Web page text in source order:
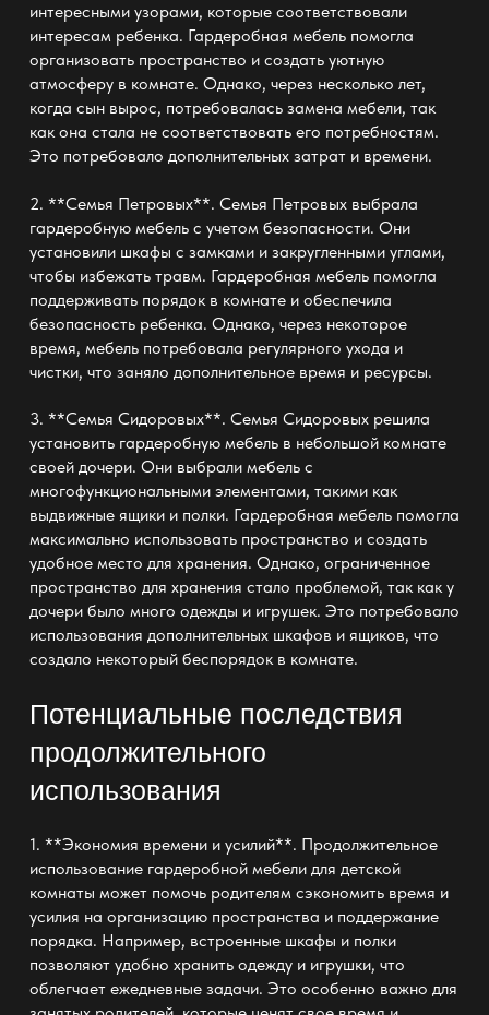
интересными узорами, которые соответствовали
интересам ребенка. Гардеробная мебель помогла
организовать пространство и создать уютную
атмосферу в комнате. Однако, через несколько лет,
когда сын вырос, потребовалась замена мебели, так
как она стала не соответствовать его потребностям.
Это потребовало дополнительных затрат и времени.
2. **Семья Петровых**. Семья Петровых выбрала
гардеробную мебель с учетом безопасности. Они
установили шкафы с замками и закругленными углами,
чтобы избежать травм. Гардеробная мебель помогла
поддерживать порядок в комнате и обеспечила
безопасность ребенка. Однако, через некоторое
время, мебель потребовала регулярного ухода и
чистки, что заняло дополнительное время и ресурсы.
3. **Семья Сидоровых**. Семья Сидоровых решила
установить гардеробную мебель в небольшой комнате
своей дочери. Они выбрали мебель с
многофункциональными элементами, такими как
выдвижные ящики и полки. Гардеробная мебель помогла
максимально использовать пространство и создать
удобное место для хранения. Однако, ограниченное
пространство для хранения стало проблемой, так как у
дочери было много одежды и игрушек. Это потребовало
использования дополнительных шкафов и ящиков, что
создало некоторый беспорядок в комнате.
Потенциальные последствия
продолжительного
использования
1. **Экономия времени и усилий**. Продолжительное
использование гардеробной мебели для детской
комнаты может помочь родителям сэкономить время и
усилия на организацию пространства и поддержание
порядка. Например, встроенные шкафы и полки
позволяют удобно хранить одежду и игрушки, что
облегчает ежедневные задачи. Это особенно важно для